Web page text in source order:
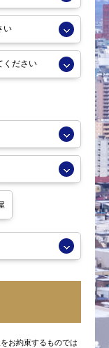
お約束するものでは